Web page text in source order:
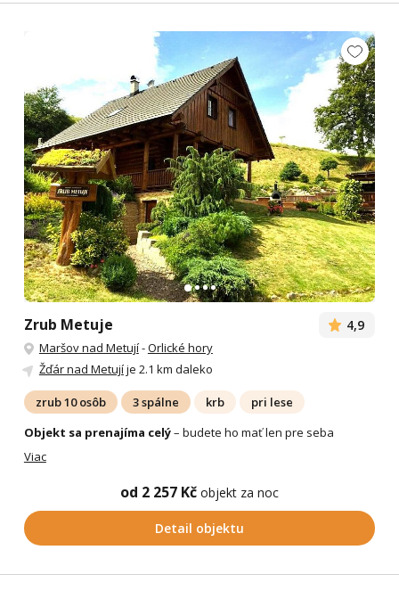
Zrub Metuje 4,9
Maršov nad Metují-Orlické hory
Žďár nad Metujíje 2.1 km daleko
zrub 10 osôb 3 spálne krb
pri lese
Objekt sa prenajíma celý– budete ho mať len pre seba
Viac
od 2 257 Kč objekt za noc
Detail objektu